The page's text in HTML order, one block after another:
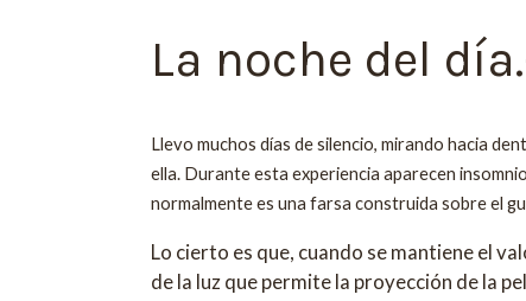
La noche del
Llevo muchos días de silencio, mirando hacia
ella. Durante esta experiencia aparecen
normalmente es una farsa construida sobre el
Lo cierto es que, cuando se mantiene el
de la luz que permite la proyección de la